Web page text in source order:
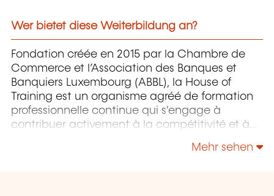
Wer bietet diese Weiterbildung an?
Fondation créée en 2015 par la Chambre de
Commerce et l’Association des Banques et
Banquiers Luxembourg (ABBL), la House of
Training est un organisme agréé de formation
professionnelle continue qui s'engage à
contribuer activement à la compétitivité et à
les compétences de ceux qui font vivre son
Mehr sehen